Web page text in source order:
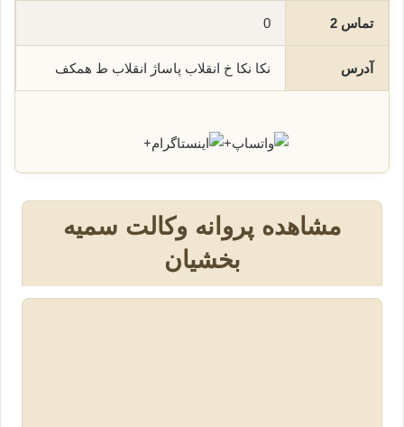
تماس 2 0
آدرس نکا نکا خ انقلاب پاساژ انقلاب ط همکف
+
+
مشاهده پروانه وکالت سمیه
بخشیان